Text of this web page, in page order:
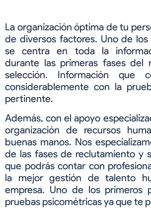
La organización óptima de tu
de diversos factores. Uno de los
se centra en toda la
durante las primeras fases del
selección. Información que
considerablemente con la
pertinente.
Además, con el apoyo
organización de recursos
buenas manos. Nos
de las fases de reclutamiento y
que podrás contar con
la mejor gestión de talento
empresa. Uno de los primeros
pruebas psicométricas ya que te